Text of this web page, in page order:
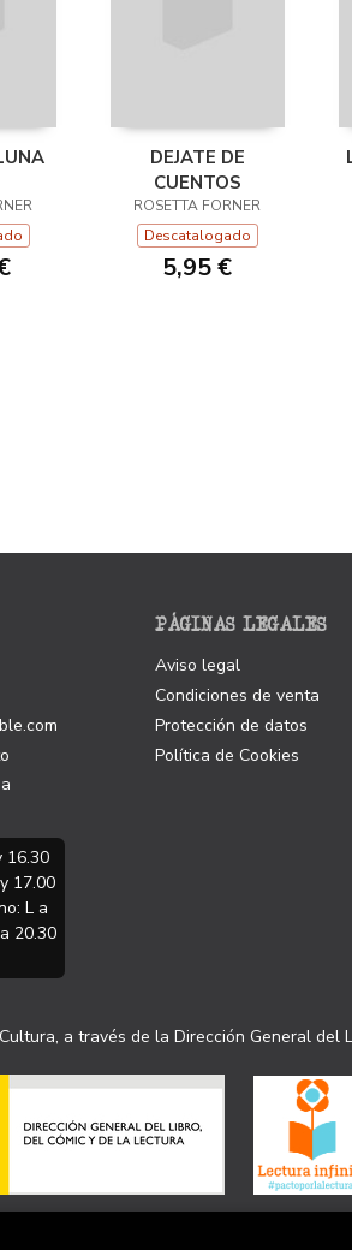
DEJATE DE
CUENTOS
ROSETTA FORNER
Descatalogado
5,95 €
16.30
17.00
L a
20.30
PÁGINAS LEGALES
Aviso legal
Condiciones de venta
Protección de datos
Política de Cookies
a través de la Dirección General del